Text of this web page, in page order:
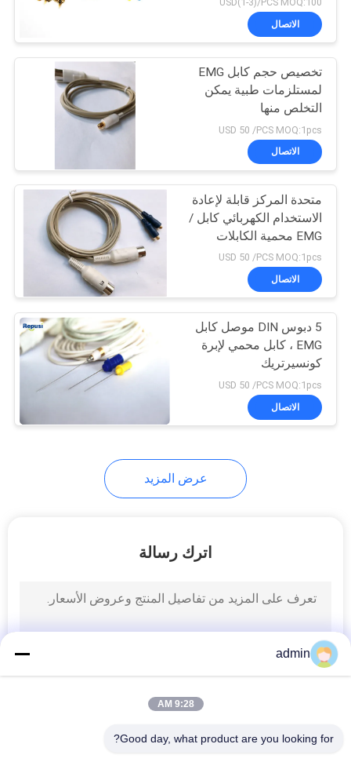
حلقة القطب
10
كبل EMG
22
أقطاب لاصقة النفس
14
الاتصال
تخصيص حجم كابل EMG
لمستلزمات طبية يمكن
التخلص منها
USD 50 /PCS MOQ:1pcs
الاتصال
متحدة المركز قابلة لإعادة
الاستخدام الكهربائي كابل /
EMG محمية الكابلات
USD 50 /PCS MOQ:1pcs
الاتصال
5 دبوس DIN موصل كابل
EMG ، كابل محمي لإبرة
كونسيرتريك
USD 50 /PCS MOQ:1pcs
الاتصال
عرض المزيد
اترك رسالة
admin
9:28 AM
Good day, what product are you looking for?